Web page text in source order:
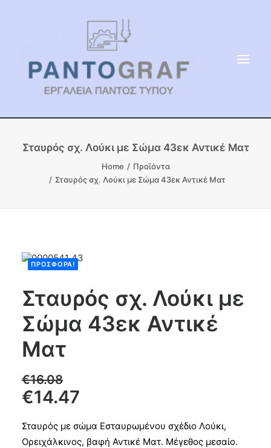
ΕΙΔΗ ΜΝΗΜΕΙΟΥ
ΑΔΑΜΑΝΤΟΦΟΡΟΙ ΔΙΣΚΟΙ
ΠΡΟΪΟΝΤΑ ΜΑΡΜΆΡΟΥ
CART
Σταυρός σχ. Λούκι με Σώμα 43εκ Αντικέ Ματ
Home
Προϊόντα
Σταυρός σχ. Λούκι με Σώμα 43εκ Αντικέ Ματ
ΠΡΟΣΦΟΡΆ!
Σταυρός σχ. Λούκι με
Σώμα 43εκ Αντικέ
Ματ
€16.08
€14.47
Σταυρός με σώμα Εσταυρωμένου σχέδιο Λούκι,
Ορειχάλκινος, βαφή Αντικέ Ματ. Μέγεθος μεσαίο.